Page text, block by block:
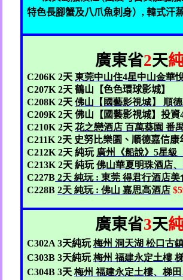
特色長腳蟹及八爪魚刺身）,韓式汗
廣東省2天
C206K 2天東莞中山住4星中山金華
C207K 2天 鶴山【色色環球影城】
C208K 2天佛山【國藝影視城】
順
C209K 2天 佛山【國藝影視城】投資
C210K 2天花之戀酒店 百萬葵園 番
C211K2天 史努比樂園、順德嘉信康
C212K2天 純玩 廣州《船說》5星級
C213K2天 純玩佛山華夏明珠酒店
C227B 2天 純玩 :東莞 得君行酒店美
C228B2天 純玩 :佛山 嘉思高酒店
廣東省3天
C302A 3天純玩梅州 洞天湖 松口古
C303B 3天純玩梅州 福建永定土樓
C304B 3天梅州 福建永定土樓、梯